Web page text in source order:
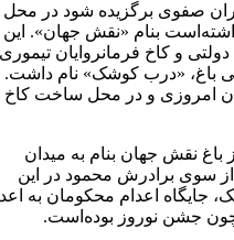
صفوی برگزیده شود در محل
بنام «نقش جهان». این
و کاخ فرمانروایان
باغ، «درب کوشک» نام داشت.
امروزی و در محل ساخت کاخ
نقش جهان بنام به میدان
سوی برادرش محمود در این
جایگاه اعدام محکومان به
جشن نوروز بوده‌است.